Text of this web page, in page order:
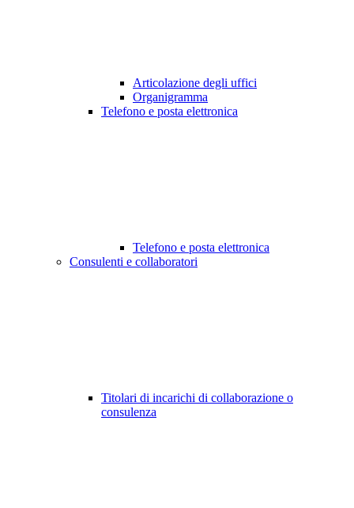
Articolazione degli uffici
Organigramma
Telefono e posta elettronica
Telefono e posta elettronica
Consulenti e collaboratori
Titolari di incarichi di collaborazione o
consulenza